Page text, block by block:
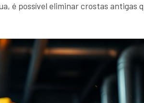
é possível eliminar crostas antigas